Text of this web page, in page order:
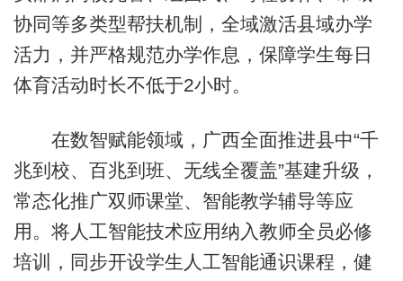
协同等多类型帮扶机制，全域激活县域办学
活力，并严格规范办学作息，保障学生每日
体育活动时长不低于2小时。
在数智赋能领域，广西全面推进县中“千
兆到校、百兆到班、无线全覆盖”基建升级，
常态化推广双师课堂、智能教学辅导等应
用。将人工智能技术应用纳入教师全员必修
培训，同步开设学生人工智能通识课程，健